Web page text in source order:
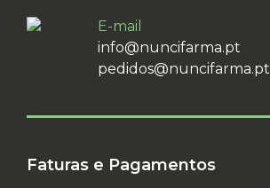
E-mail
info@nuncifarma.pt
pedidos@nuncifarma.pt
Faturas e Pagamentos